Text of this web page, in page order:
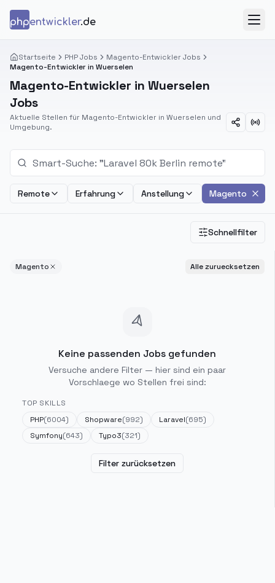
phpentwickler.de
Startseite PHP Jobs
Magento-Entwickler Jobs
Magento-Entwickler in Wuerselen
Magento-Entwickler in Wuerselen
Jobs
Aktuelle Stellen für Magento-Entwickler in Wuerselen und
Umgebung.
Remote Erfahrung Anstellung Magento
Schnellfilter
Magento Alle zuruecksetzen
Keine passenden Jobs gefunden
Versuche andere Filter — hier sind ein paar
Vorschlaege wo Stellen frei sind:
TOP SKILLS
PHP(6004) Shopware(992) Laravel(695)
Symfony(643) Typo3(321)
Filter zurücksetzen